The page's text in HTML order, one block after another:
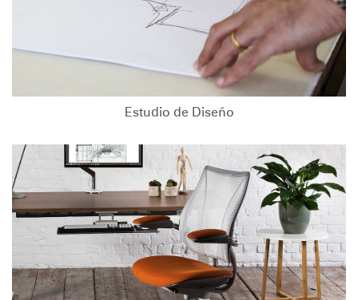
Estudio de Diseño